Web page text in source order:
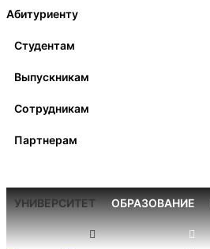
Абитуриенту
Студентам
Выпускникам
Сотрудникам
Партнерам
УНИВЕРСИТЕТ ОБРАЗОВАНИЕ